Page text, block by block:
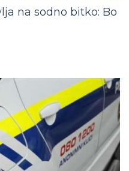
na sodno bitko: Bo